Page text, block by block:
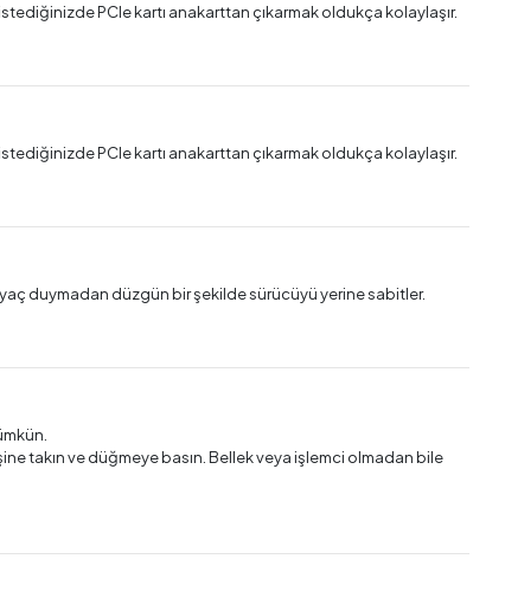
PCIe kartı anakarttan çıkarmak oldukça kolaylaşır.
PCIe kartı anakarttan çıkarmak oldukça kolaylaşır.
duymadan düzgün bir şekilde sürücüyü yerine sabitler.
takın ve düğmeye basın. Bellek veya işlemci olmadan bile